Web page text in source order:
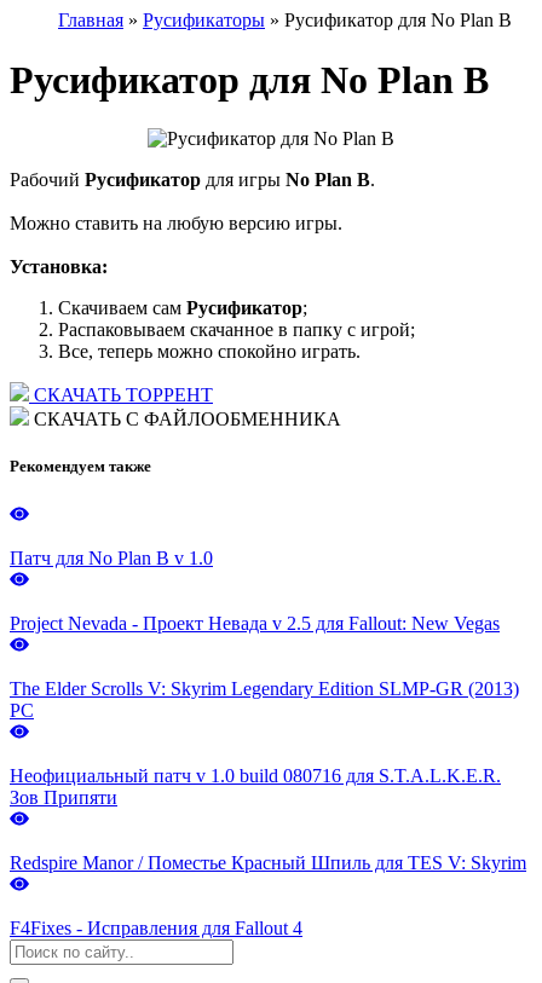
Главная » Русификаторы » Русификатор для No Plan B
Русификатор для No Plan B
Рабочий Русификатор для игры No Plan B.
Можно ставить на любую версию игры.
Установка:
Скачиваем сам Русификатор;
Распаковываем скачанное в папку с игрой;
Все, теперь можно спокойно играть.
СКАЧАТЬ ТОРРЕНТ
СКАЧАТЬ С ФАЙЛООБМЕННИКА
Рекомендуем также
Патч для No Plan B v 1.0
Project Nevada - Проект Невада v 2.5 для Fallout: New Vegas
The Elder Scrolls V: Skyrim Legendary Edition SLMP-GR (2013)
PC
Неофициальный патч v 1.0 build 080716 для S.T.A.L.K.E.R.
Зов Припяти
Redspire Manor / Поместье Красный Шпиль для TES V: Skyrim
F4Fixes - Исправления для Fallout 4